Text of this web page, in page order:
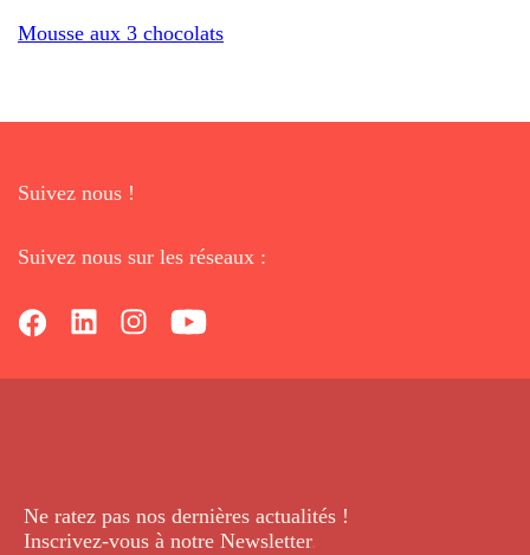
Mousse aux 3 chocolats
Suivez nous !
Suivez nous sur les réseaux :
Ne ratez pas nos dernières actualités !
Inscrivez-vous à notre Newsletter.